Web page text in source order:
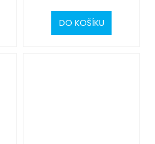
DO KOŠÍKU